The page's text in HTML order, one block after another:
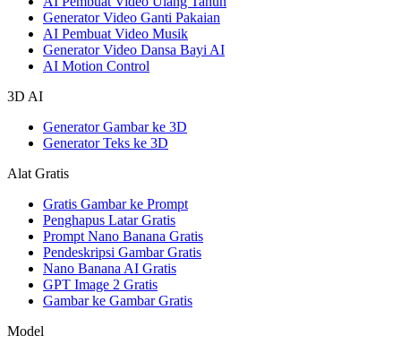
Generator Video Ganti Pakaian
AI Pembuat Video Musik
Generator Video Dansa Bayi AI
AI Motion Control
3D AI
Generator Gambar ke 3D
Generator Teks ke 3D
Alat Gratis
Gratis Gambar ke Prompt
Penghapus Latar Gratis
Prompt Nano Banana Gratis
Pendeskripsi Gambar Gratis
Nano Banana AI Gratis
GPT Image 2 Gratis
Gambar ke Gambar Gratis
Model